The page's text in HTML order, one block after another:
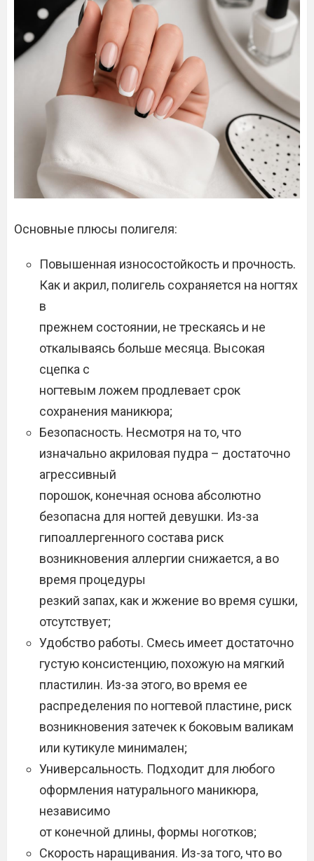
Основные плюсы полигеля:
Повышенная износостойкость и прочность.
Как и акрил, полигель сохраняется на ногтях
в
прежнем состоянии, не трескаясь и не
откалываясь больше месяца. Высокая
сцепка с
ногтевым ложем продлевает срок
сохранения маникюра;
Безопасность. Несмотря на то, что
изначально акриловая пудра – достаточно
агрессивный
порошок, конечная основа абсолютно
безопасна для ногтей девушки. Из-за
гипоаллергенного состава риск
возникновения аллергии снижается, а во
время процедуры
резкий запах, как и жжение во время сушки,
отсутствует;
Удобство работы. Смесь имеет достаточно
густую консистенцию, похожую на мягкий
пластилин. Из-за этого, во время ее
распределения по ногтевой пластине, риск
возникновения затечек к боковым валикам
или кутикуле минимален;
Универсальность. Подходит для любого
оформления натурального маникюра,
независимо
от конечной длины, формы ноготков;
Скорость наращивания. Из-за того, что во